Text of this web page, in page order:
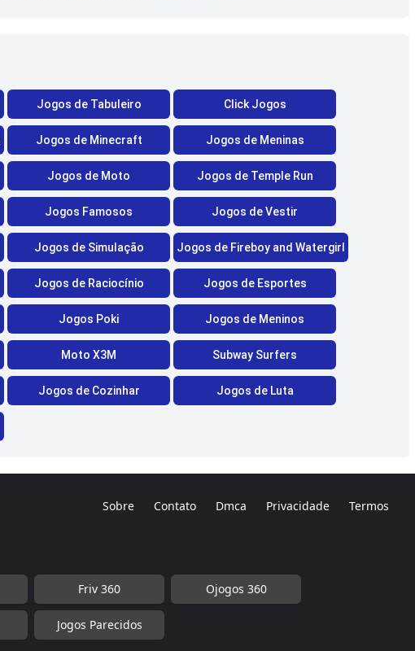
Jogos de Tabuleiro Click Jogos
Jogos de Minecraft Jogos de Meninas
Jogos de Moto Jogos de Temple Run
Jogos Famosos Jogos de Vestir
Jogos de Simulação Jogos de Fireboy and Watergirl
Jogos de Raciocínio Jogos de Esportes
Jogos Poki Jogos de Meninos
Moto X3M Subway Surfers
Jogos de Cozinhar Jogos de Luta
Sobre Contato Dmca Privacidade Termos
Friv 360 Ojogos 360
Jogos Parecidos